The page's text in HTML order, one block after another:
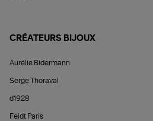
CRÉATEURS BIJOUX
Aurélie Bidermann
Serge Thoraval
d1928
Feidt Paris